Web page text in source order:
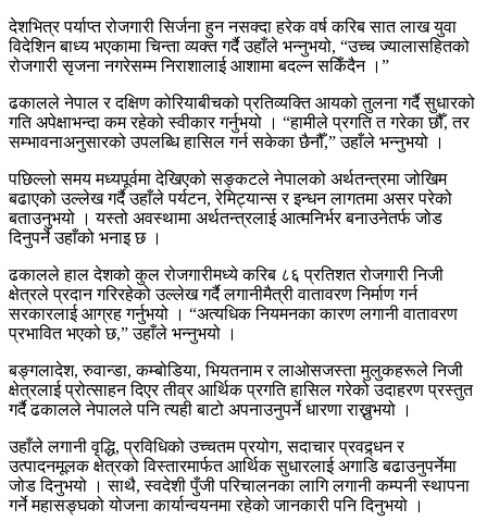
देशभित्र पर्याप्त रोजगारी सिर्जना हुन नसक्दा हरेक वर्ष करिब सात लाख युवा
विदेशिन बाध्य भएकामा चिन्ता व्यक्त गर्दै उहाँले भन्नुभयो, “उच्च ज्यालासहितको
रोजगारी सृजना नगरेसम्म निराशालाई आशामा बदल्न सकिँदैन ।”
ढकालले नेपाल र दक्षिण कोरियाबीचको प्रतिव्यक्ति आयको तुलना गर्दै सुधारको
गति अपेक्षाभन्दा कम रहेको स्वीकार गर्नुभयो । “हामीले प्रगति त गरेका छौँ, तर
सम्भावनाअनुसारको उपलब्धि हासिल गर्न सकेका छैनौँ,” उहाँले भन्नुभयो ।
पछिल्लो समय मध्यपूर्वमा देखिएको सङ्कटले नेपालको अर्थतन्त्रमा जोखिम
बढाएको उल्लेख गर्दै उहाँले पर्यटन, रेमिट्यान्स र इन्धन लागतमा असर परेको
बताउनुभयो । यस्तो अवस्थामा अर्थतन्त्रलाई आत्मनिर्भर बनाउनेतर्फ जोड
दिनुपर्ने उहाँको भनाइ छ ।
ढकालले हाल देशको कुल रोजगारीमध्ये करिब ८६ प्रतिशत रोजगारी निजी
क्षेत्रले प्रदान गरिरहेको उल्लेख गर्दै लगानीमैत्री वातावरण निर्माण गर्न
सरकारलाई आग्रह गर्नुभयो । “अत्यधिक नियमनका कारण लगानी वातावरण
प्रभावित भएको छ,” उहाँले भन्नुभयो ।
बङ्गलादेश, रुवान्डा, कम्बोडिया, भियतनाम र लाओसजस्ता मुलुकहरूले निजी
क्षेत्रलाई प्रोत्साहन दिएर तीव्र आर्थिक प्रगति हासिल गरेको उदाहरण प्रस्तुत
गर्दै ढकालले नेपालले पनि त्यही बाटो अपनाउनुपर्ने धारणा राख्नुभयो ।
उहाँले लगानी वृद्धि, प्रविधिको उच्चतम प्रयोग, सदाचार प्रवद्र्धन र
उत्पादनमूलक क्षेत्रको विस्तारमार्फत आर्थिक सुधारलाई अगाडि बढाउनुपर्नेमा
जोड दिनुभयो । साथै, स्वदेशी पुँजी परिचालनका लागि लगानी कम्पनी स्थापना
गर्ने महासङ्घको योजना कार्यान्वयनमा रहेको जानकारी पनि दिनुभयो ।